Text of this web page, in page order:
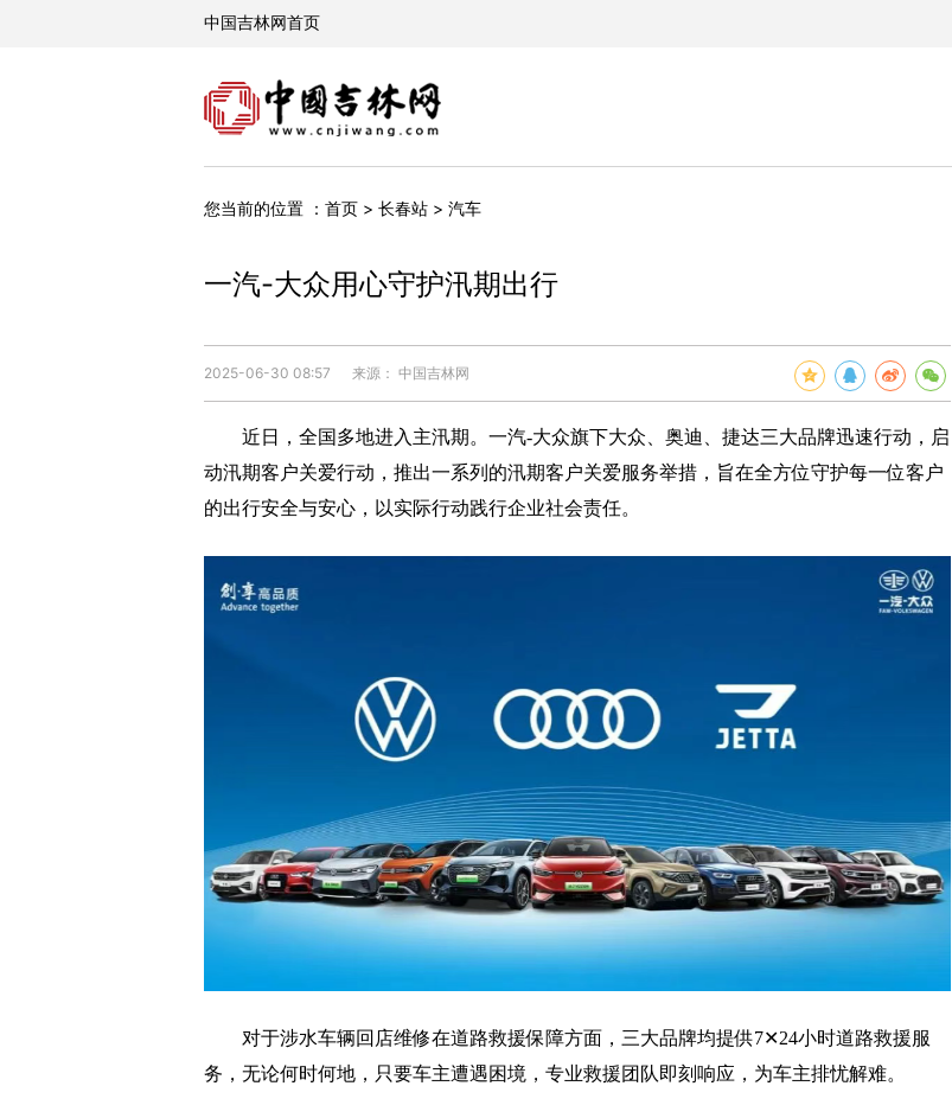
您当前的位置 ： 首页 > 长春站 > 汽车
一汽-大众用心守护汛期出行
2025-06-30 08:57 来源： 中国吉林网
近日，全国多地进入主汛期。一汽-大众旗下大众、奥迪、捷达三大品牌迅速行动，启
动汛期客户关爱行动，推出一系列的汛期客户关爱服务举措，旨在全方位守护每一位客户
的出行安全与安心，以实际行动践行企业社会责任。
对于涉水车辆回店维修在道路救援保障方面，三大品牌均提供7✕24小时道路救援服
务，无论何时何地，只要车主遭遇困境，专业救援团队即刻响应，为车主排忧解难。